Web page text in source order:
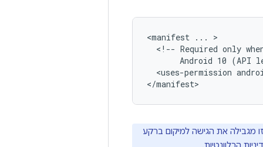
<manifest ...
<!-- Required only
Android 10 (API
<uses-permission
מגבילה את הגישה למיקום ברקע